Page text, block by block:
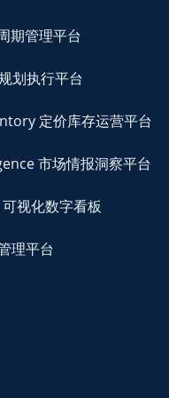
期管理平台
划执行平台
定价库存运营平台
市场情报洞察平台
视化数字看板
理平台